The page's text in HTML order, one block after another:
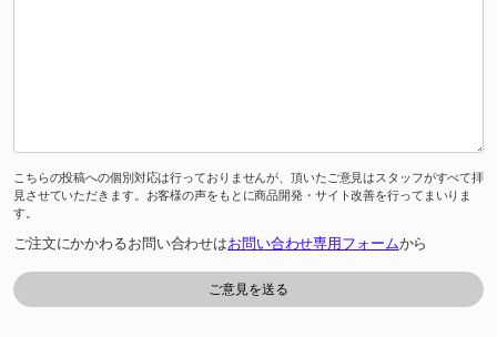
こちらの投稿への個別対応は行っておりませんが、頂いたご意見はスタッフがすべて拝
見させていただきます。お客様の声をもとに商品開発・サイト改善を行ってまいりま
す。
ご注文にかかわるお問い合わせはお問い合わせ専用フォームから